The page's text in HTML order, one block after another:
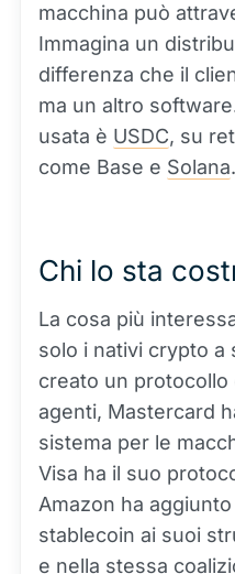
macchina può
Immagina un
differenza che il
ma un altro
usata è USDC, su
come Base e Solana.
Chi lo sta
La cosa più
solo i nativi crypto a
creato un
agenti, Mastercard
sistema per le
Visa ha il suo
Amazon ha
stablecoin ai suoi
e nella stessa